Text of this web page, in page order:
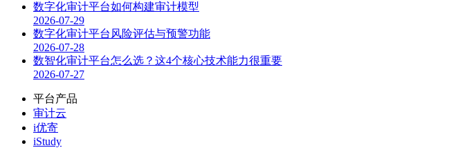
数字化审计平台如何构建审计模型
2026-07-29
数字化审计平台风险评估与预警功能
2026-07-28
数智化审计平台怎么选？这4个核心技术能力很重要
2026-07-27
平台产品
审计云
i优寄
iStudy